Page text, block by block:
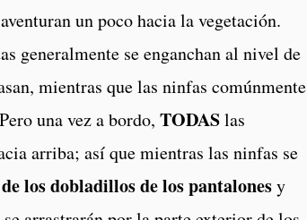
un poco hacia la vegetación.
generalmente se enganchan al nivel de
mientras que las ninfas comúnmente
una vez a bordo, TODASlas
arriba; así que mientras las ninfas se
de los dobladillos de los pantalonesy